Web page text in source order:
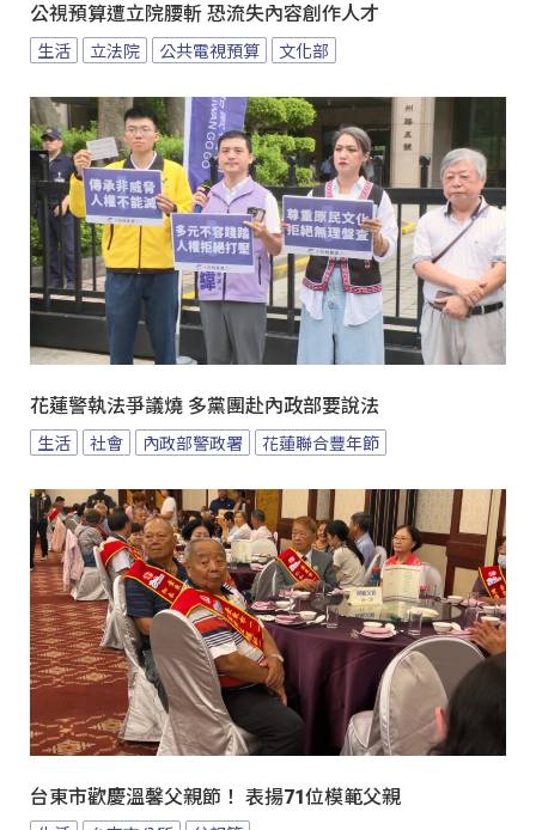
公視預算遭立院腰斬 恐流失內容創作人才
生活 立法院 公共電視預算 文化部
花蓮警執法爭議燒 多黨團赴內政部要說法
生活 社會 內政部警政署 花蓮聯合豐年節
台東市歡慶溫馨父親節！ 表揚71位模範父親